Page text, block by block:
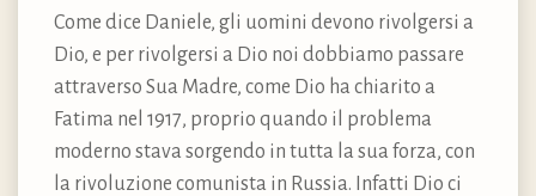
Come dice Daniele, gli uomini devono rivolgersi a
Dio, e per rivolgersi a Dio noi dobbiamo passare
attraverso Sua Madre, come Dio ha chiarito a
Fatima nel 1917, proprio quando il problema
moderno stava sorgendo in tutta la sua forza, con
la rivoluzione comunista in Russia. Infatti Dio ci